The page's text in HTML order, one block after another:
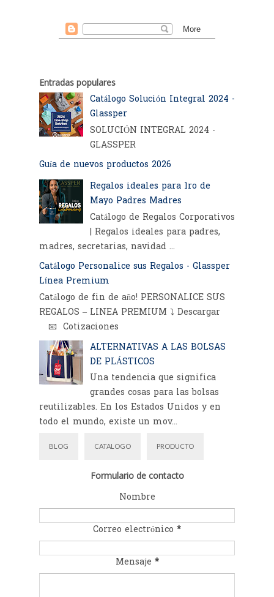
Entradas populares
Catálogo Solución Integral 2024 -
Glassper
SOLUCIÓN INTEGRAL 2024 -
GLASSPER
Guía de nuevos productos 2026
Regalos ideales para 1ro de
Mayo Padres Madres
Catálogo de Regalos Corporativos
| Regalos ideales para padres,
madres, secretarias, navidad ...
Catálogo Personalice sus Regalos - Glassper
Línea Premium
Catálogo de fin de año! PERSONALICE SUS
REGALOS – LINEA PREMIUM ⤵️ Descargar
📧 Cotizaciones
ALTERNATIVAS A LAS BOLSAS
DE PLÁSTICOS
Una tendencia que significa
grandes cosas para las bolsas
reutilizables. En los Estados Unidos y en
todo el mundo, existe un mov...
BLOG CATALOGO PRODUCTO
Formulario de contacto
Nombre
Correo electrónico *
Mensaje *